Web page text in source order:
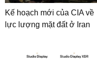
Kế hoạch mới của CIA về
lực lượng mặt đất ở Iran